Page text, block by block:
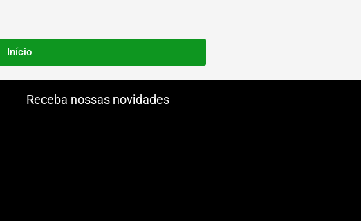
Início
Receba nossas novidades